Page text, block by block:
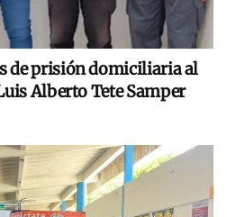
de prisión domiciliaria al
Alberto Tete Samper